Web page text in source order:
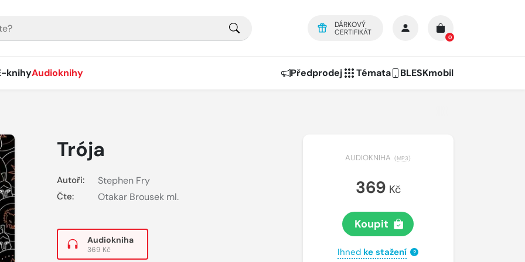
DÁRKOVÝ
CERTIFIKÁT
0
knihyAudioknihy Předprodej Témata BLESKmobil
Trója
Autoři: Stephen Fry
Čte: Otakar Brousek ml.
Audiokniha
369 Kč
AUDIOKNIHA (MP3)
369 Kč
Koupit
Ihned ke stažení ?